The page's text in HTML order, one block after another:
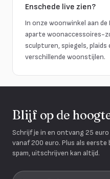
Enschede live zien?
In onze woonwinkel aan
aparte woonaccessoires-
sculpturen, spiegels,
verschillende woonstijlen.
Blijf op de
Schrijf je in en ontvang 25
vanaf 200 euro. Plus als
spam, uitschrijven kan altijd.
Je e-mailadres